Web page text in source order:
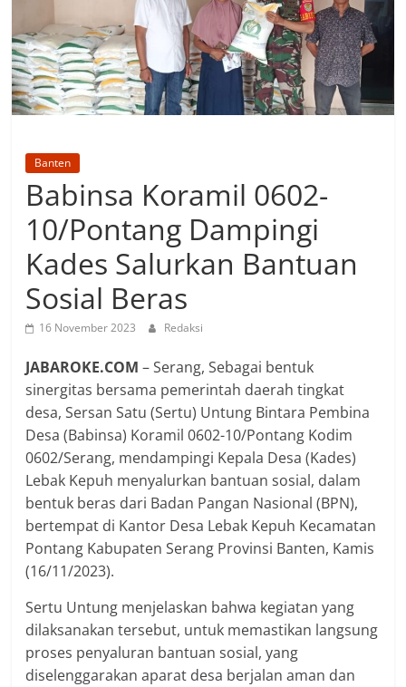
Banten
Babinsa Koramil 0602-
10/Pontang Dampingi
Kades Salurkan Bantuan
Sosial Beras
16 November 2023 Redaksi
JABAROKE.COM – Serang, Sebagai bentuk
sinergitas bersama pemerintah daerah tingkat
desa, Sersan Satu (Sertu) Untung Bintara Pembina
Desa (Babinsa) Koramil 0602-10/Pontang Kodim
0602/Serang, mendampingi Kepala Desa (Kades)
Lebak Kepuh menyalurkan bantuan sosial, dalam
bentuk beras dari Badan Pangan Nasional (BPN),
bertempat di Kantor Desa Lebak Kepuh Kecamatan
Pontang Kabupaten Serang Provinsi Banten, Kamis
(16/11/2023).
Sertu Untung menjelaskan bahwa kegiatan yang
dilaksanakan tersebut, untuk memastikan langsung
proses penyaluran bantuan sosial, yang
diselenggarakan aparat desa berjalan aman dan